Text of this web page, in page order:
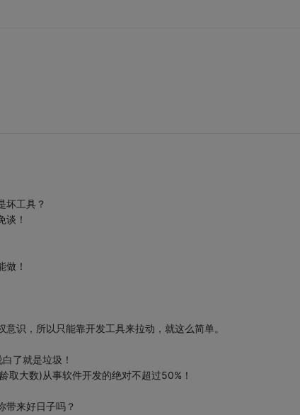
坏工具？
谈！
做！
识，所以只能靠开发工具来拉动，就这么简单。
了就是垃圾！
大数)从事软件开发的绝对不超过50%！
带来好日子吗？